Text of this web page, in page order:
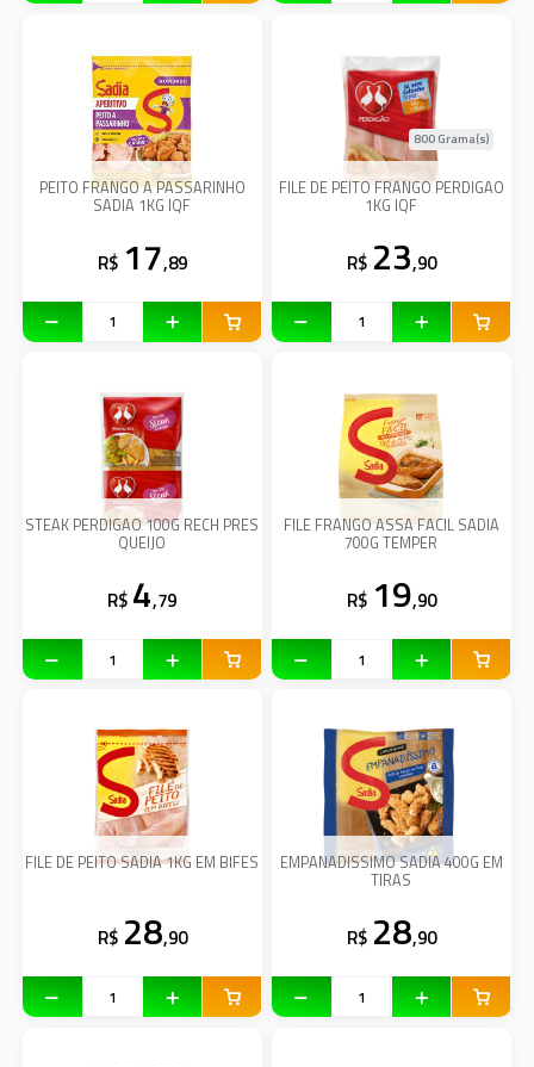
PEITO FRANGO A PASSARINHO
SADIA 1KG IQF
R$ 17,89
FILE DE PEITO FRANGO PERDIGAO
1KG IQF
800 Grama(s)
R$ 23,90
STEAK PERDIGAO 100G RECH PRES
QUEIJO
R$ 4,79
FILE FRANGO ASSA FACIL SADIA
700G TEMPER
R$ 19,90
FILE DE PEITO SADIA 1KG EM BIFES
R$ 28,90
EMPANADISSIMO SADIA 400G EM
TIRAS
R$ 28,90